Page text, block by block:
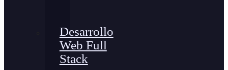
Desarrollo
Web Full
Stack